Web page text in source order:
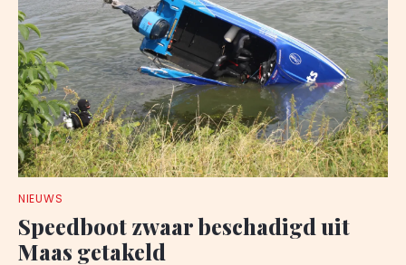
NIEUWS
Speedboot zwaar beschadigd uit
Maas getakeld